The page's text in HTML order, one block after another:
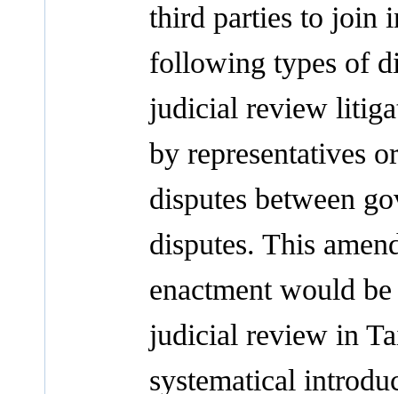
third parties to join
following types of
judicial review
by representatives
disputes between
disputes. This
enactment would
judicial review in
systematical